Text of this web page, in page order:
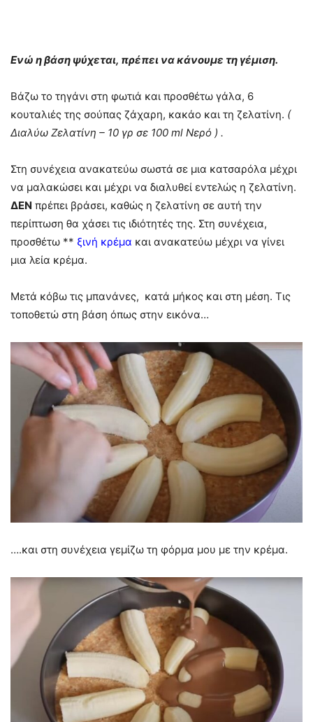
Ενώ η βάση ψύχεται, πρέπει να κάνουμε τη γέμιση.
Βάζω το τηγάνι στη φωτιά και προσθέτω γάλα, 6
κουταλιές της σούπας ζάχαρη, κακάο και τη ζελατίνη. (
Διαλύω Ζελατίνη – 10 γρ σε 100 ml Νερό ) .
Στη συνέχεια ανακατεύω σωστά σε μια κατσαρόλα μέχρι
να μαλακώσει και μέχρι να διαλυθεί εντελώς η ζελατίνη.
ΔΕΝ πρέπει βράσει, καθώς η ζελατίνη σε αυτή την
περίπτωση θα χάσει τις ιδιότητές της. Στη συνέχεια,
προσθέτω ** ξινή κρέμα και ανακατεύω μέχρι να γίνει
μια λεία κρέμα.
Μετά κόβω τις μπανάνες, κατά μήκος και στη μέση. Τις
τοποθετώ στη βάση όπως στην εικόνα…
….και στη συνέχεια γεμίζω τη φόρμα μου με την κρέμα.